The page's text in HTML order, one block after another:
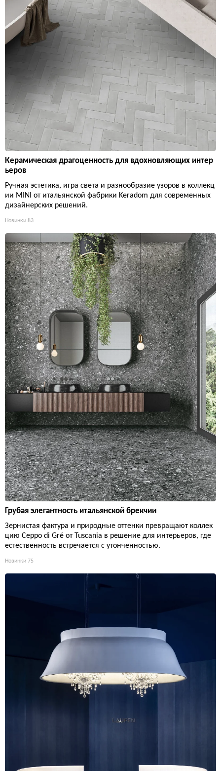
Керамическая драгоценность для вдохновляющих интер
ьеров
Ручная эстетика, игра света и разнообразие узоров в коллекц
ии MINI от итальянской фабрики Keradom для современных
дизайнерских решений.
Новинки 83
Грубая элегантность итальянской брекчии
Зернистая фактура и природные оттенки превращают коллек
цию Ceppo di Gré от Tuscania в решение для интерьеров, где
естественность встречается с утонченностью.
Новинки 75